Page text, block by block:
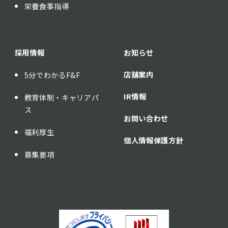
栄養食事指導
採用情報
5分でわかるF&F
教育体制・キャリアパ
ス
福利厚生
募集要項
お知らせ
店舗案内
IR情報
お問い合わせ
個人情報保護方針